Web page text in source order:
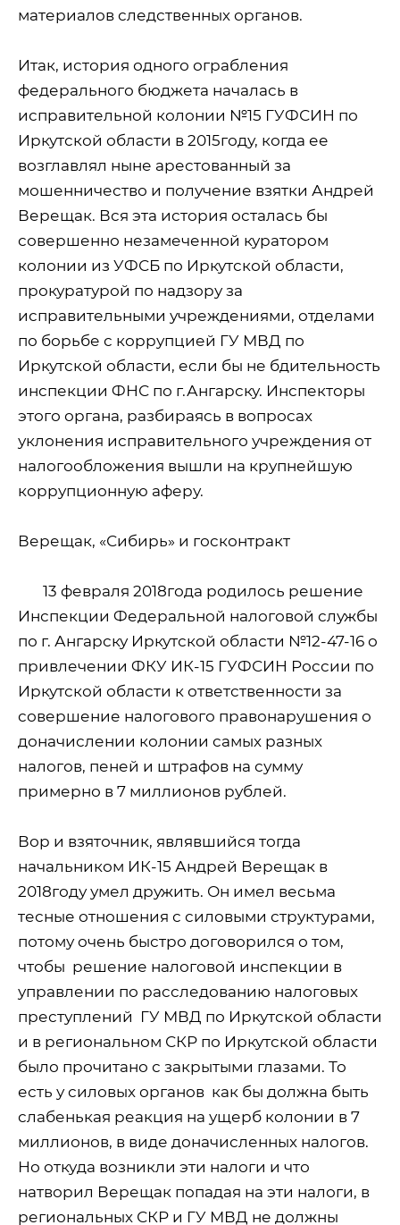
материалов следственных органов.
Итак, история одного ограбления
федерального бюджета началась в
исправительной колонии №15 ГУФСИН по
Иркутской области в 2015году, когда ее
возглавлял ныне арестованный за
мошенничество и получение взятки Андрей
Верещак. Вся эта история осталась бы
совершенно незамеченной куратором
колонии из УФСБ по Иркутской области,
прокуратурой по надзору за
исправительными учреждениями, отделами
по борьбе с коррупцией ГУ МВД по
Иркутской области, если бы не бдительность
инспекции ФНС по г.Ангарску. Инспекторы
этого органа, разбираясь в вопросах
уклонения исправительного учреждения от
налогообложения вышли на крупнейшую
коррупционную аферу.
Верещак, «Сибирь» и госконтракт
13 февраля 2018года родилось решение
Инспекции Федеральной налоговой службы
по г. Ангарску Иркутской области №12-47-16 о
привлечении ФКУ ИК-15 ГУФСИН России по
Иркутской области к ответственности за
совершение налогового правонарушения о
доначислении колонии самых разных
налогов, пеней и штрафов на сумму
примерно в 7 миллионов рублей.
Вор и взяточник, являвшийся тогда
начальником ИК-15 Андрей Верещак в
2018году умел дружить. Он имел весьма
тесные отношения с силовыми структурами,
потому очень быстро договорился о том,
чтобы решение налоговой инспекции в
управлении по расследованию налоговых
преступлений ГУ МВД по Иркутской области
и в региональном СКР по Иркутской области
было прочитано с закрытыми глазами. То
есть у силовых органов как бы должна быть
слабенькая реакция на ущерб колонии в 7
миллионов, в виде доначисленных налогов.
Но откуда возникли эти налоги и что
натворил Верещак попадая на эти налоги, в
региональных СКР и ГУ МВД не должны